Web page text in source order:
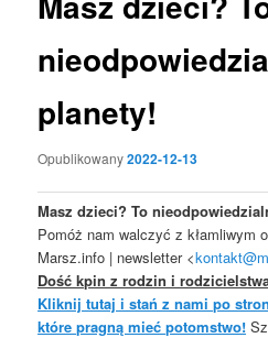
planety!
Opublikowany2022-12-13
Masz dzieci? To
Pomóż nam walczyć z kłamliwym
Marsz.info | newsletter <
Dość kpin z rodzin i
Kliknij tutaj i stań z nami po
które pragną mieć potomstwo!